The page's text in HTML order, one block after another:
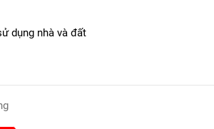
dụng nhà và đất